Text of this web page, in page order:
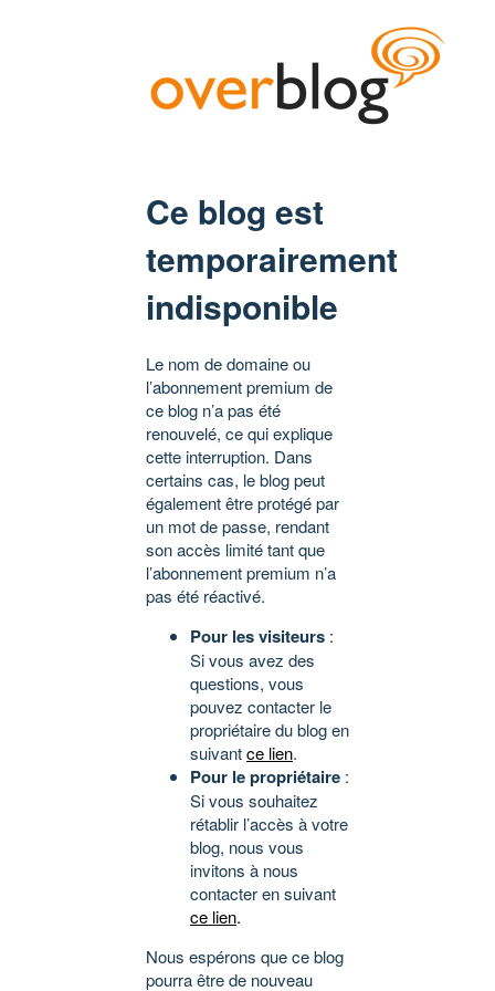
Ce blog est
temporairement
indisponible
Le nom de domaine ou
l’abonnement premium de
ce blog n’a pas été
renouvelé, ce qui explique
cette interruption. Dans
certains cas, le blog peut
également être protégé par
un mot de passe, rendant
son accès limité tant que
l’abonnement premium n’a
pas été réactivé.
Pour les visiteurs :
Si vous avez des
questions, vous
pouvez contacter le
propriétaire du blog en
suivantce lien.
Pour le propriétaire :
Si vous souhaitez
rétablir l’accès à votre
blog, nous vous
invitons à nous
contacter en suivant
ce lien.
Nous espérons que ce blog
pourra être de nouveau